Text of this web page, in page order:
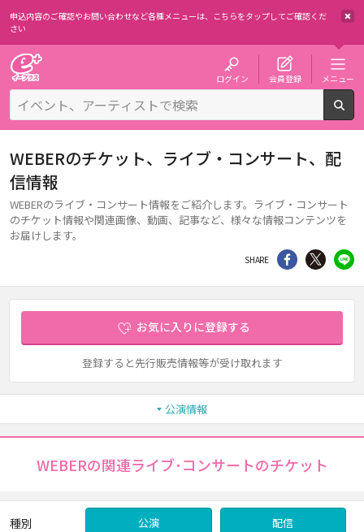
申込内容のご確認やお問い合わせなど各種メニューは、 こちらをタップしてご確認くだ
さい
ログイン 会員登録 メニュー
WEBERのチケット、ライブ・コンサート、配
信情報
WEBERのライブ・コンサート情報をご紹介します。ライブ・コンサート
のチケット情報や関連画像、動画、記事など、様々な情報コンテンツを
お届けします。
SHARE シェア Twitter
お気に入りに登録する
登録すると先行販売情報等が受け取れます
公演情報
WEBERの関連ライブ･コンサートのチケット
種別 公演 配信